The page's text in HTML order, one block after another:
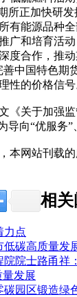
所正加快研
有能源品种
广和培育活
度合作，推
善中国特色
性的价格信号
《关于加强
导向“优服务
本网站刊载
相
力点
低碳高质量发
院士路甬祥
量发展
园区锻造绿